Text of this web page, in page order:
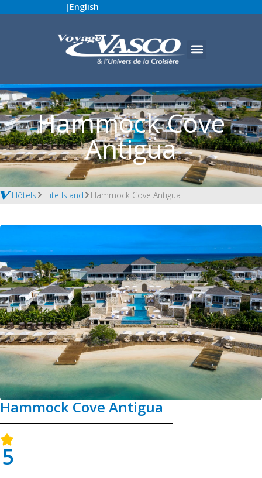
| English
Hammock Cove
Antigua
Hôtels Elite Island Hammock Cove Antigua
Hammock Cove Antigua
5